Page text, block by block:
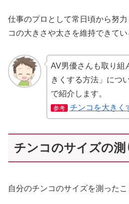
仕事のプロとして常日頃から努
コの大きさや太さを維持できてい
AV男優さんも取り組
きくする方法」につ
で紹介します。
参考 チンコを大きく
チンコのサイズの測
自分のチンコのサイズを測った